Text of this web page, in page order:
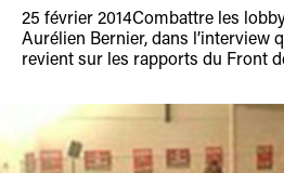
25 février 2014Combattre les
Aurélien Bernier, dans l’interview
revient sur les rapports du Front